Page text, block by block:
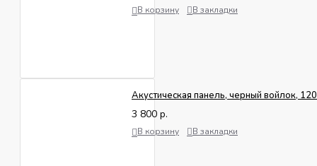
В корзину В закладки
Акустическая панель, черный войлок,
3 800 р.
В корзину В закладки